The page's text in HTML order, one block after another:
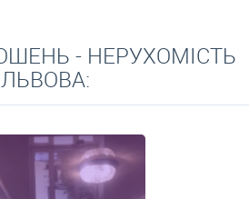
- НЕРУХОМІСТЬ
ЛЬВОВА: